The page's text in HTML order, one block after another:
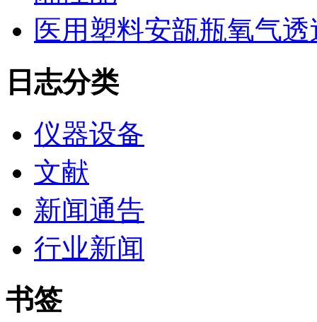
医用塑料安瓿瓶氧气
日志分类
仪器设备
文献
新闻通告
行业新闻
书签